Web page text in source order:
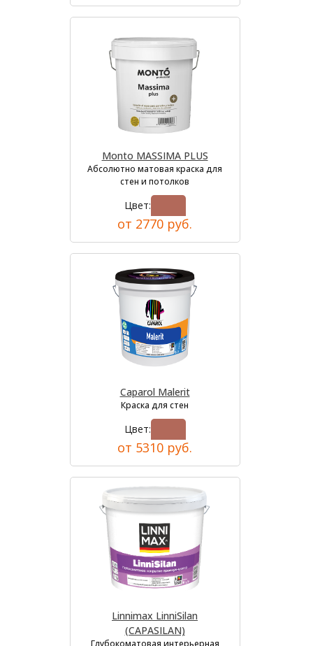
Monto MASSIMA PLUS
Абсолютно матовая краска для
стен и потолков
Цвет:
от 2770 руб.
Caparol Malerit
Краска для стен
Цвет:
от 5310 руб.
Linnimax LinniSilan
(CAPASILAN)